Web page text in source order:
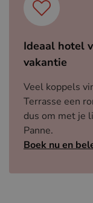
Ideaal hotel
vakantie
Veel koppels
Terrasse een
dus om met je
Panne.
Boek nu en